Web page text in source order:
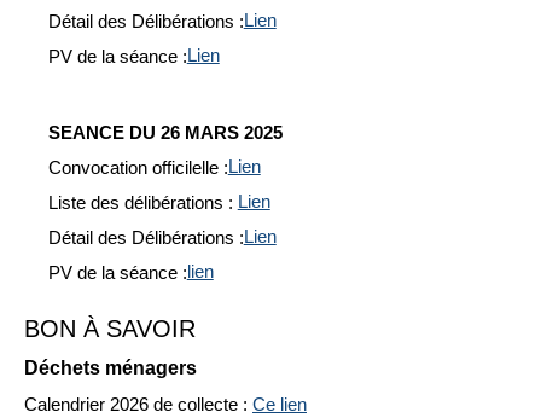
BON À SAVOIR
Déchets ménagers
Calendrier 2026 de collecte : Ce lien
Détail des Délibérations : Lien
PV de la séance : Lien
SEANCE DU 26 MARS 2025
Convocation officilelle : Lien
Liste des délibérations : Lien
Détail des Délibérations : Lien
PV de la séance : lien